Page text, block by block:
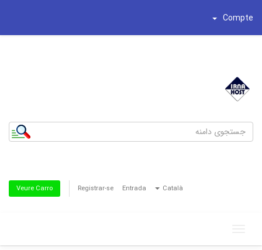
Compte
Català
Entrada
Registrar-se
Veure Carro
navigation